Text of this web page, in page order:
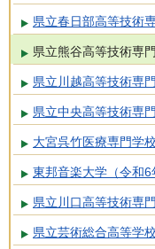
県立春日部高等技術
県立熊谷高等技術専
県立川越高等技術専
県立中央高等技術専
大宮呉竹医療専門学
東邦音楽大学（令和6
県立川口高等技術専
県立芸術総合高等学